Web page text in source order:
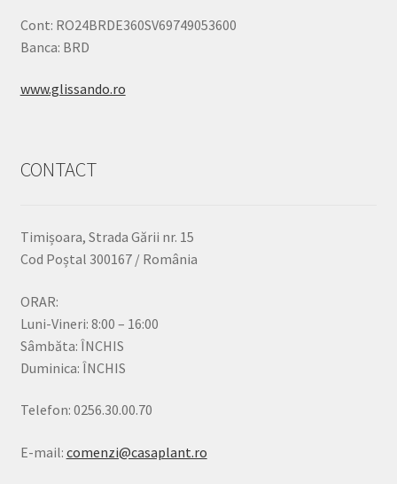
Cont: RO24BRDE360SV69749053600
Banca: BRD
www.glissando.ro
CONTACT
Timișoara, Strada Gării nr. 15
Cod Poștal 300167 / România
ORAR:
Luni-Vineri: 8:00 – 16:00
Sâmbăta: ÎNCHIS
Duminica: ÎNCHIS
Telefon: 0256.30.00.70
E-mail: comenzi@casaplant.ro